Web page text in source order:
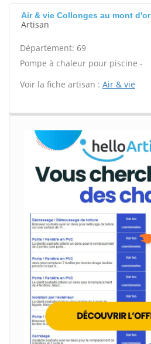
Air & vie Collonges au mont d'or
Artisan
Département: 69
Pompe à chaleur pour piscine -
Voir la fiche artisan : Air & vie